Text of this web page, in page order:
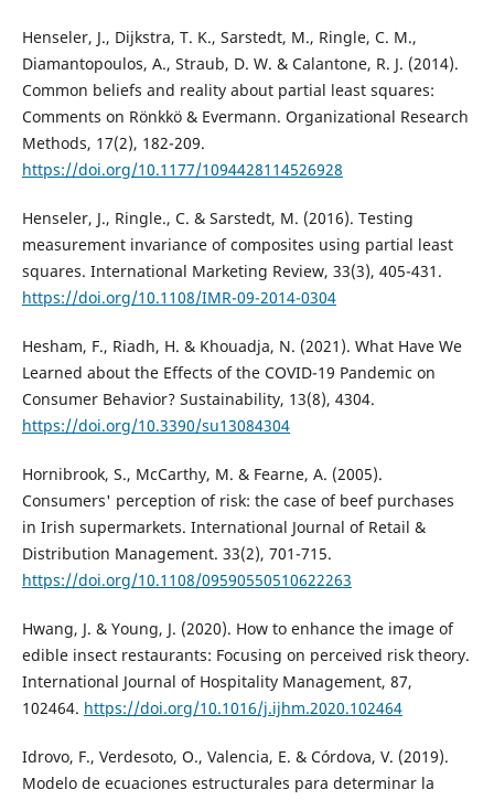
Henseler, J., Dijkstra, T. K., Sarstedt, M., Ringle, C. M.,
Diamantopoulos, A., Straub, D. W. & Calantone, R. J. (2014).
Common beliefs and reality about partial least squares:
Comments on Rönkkö & Evermann. Organizational Research
Methods, 17(2), 182-209.
https://doi.org/10.1177/1094428114526928
Henseler, J., Ringle., C. & Sarstedt, M. (2016). Testing
measurement invariance of composites using partial least
squares. International Marketing Review, 33(3), 405-431.
https://doi.org/10.1108/IMR-09-2014-0304
Hesham, F., Riadh, H. & Khouadja, N. (2021). What Have We
Learned about the Effects of the COVID-19 Pandemic on
Consumer Behavior? Sustainability, 13(8), 4304.
https://doi.org/10.3390/su13084304
Hornibrook, S., McCarthy, M. & Fearne, A. (2005).
Consumers' perception of risk: the case of beef purchases
in Irish supermarkets. International Journal of Retail &
Distribution Management. 33(2), 701-715.
https://doi.org/10.1108/09590550510622263
Hwang, J. & Young, J. (2020). How to enhance the image of
edible insect restaurants: Focusing on perceived risk theory.
International Journal of Hospitality Management, 87,
102464. https://doi.org/10.1016/j.ijhm.2020.102464
Idrovo, F., Verdesoto, O., Valencia, E. & Córdova, V. (2019).
Modelo de ecuaciones estructurales para determinar la